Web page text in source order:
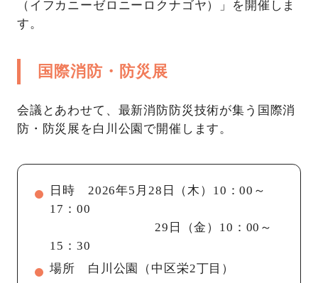
（イフカニーゼロニーロクナゴヤ）」を開催しま
す。
国際消防・防災展
会議とあわせて、最新消防防災技術が集う国際消
防・防災展を白川公園で開催します。
日時 2026年5月28日（木）10：00～
17：00
29日（金）10：00～
15：30
場所 白川公園（中区栄2丁目）